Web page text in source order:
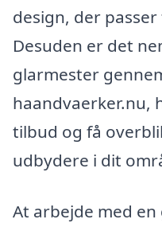
design, der
Desuden er det
glarmester
haandvaerker.nu,
tilbud og få
udbydere i dit
At arbejde med